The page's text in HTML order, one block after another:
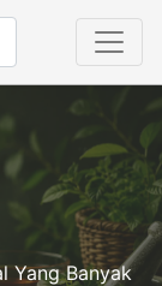
Yang Banyak